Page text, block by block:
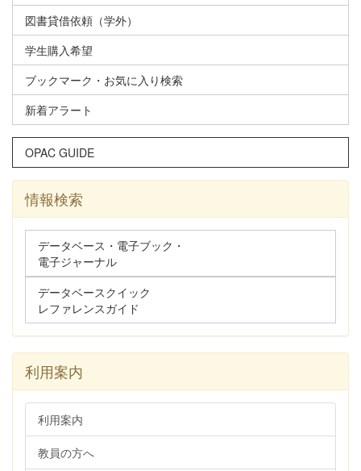
図書貸借依頼（学外）
学生購入希望
ブックマーク・お気に入り検索
新着アラート
OPAC GUIDE
情報検索
データベース・電子ブック・
電子ジャーナル
データベースクイック
レファレンスガイド
利用案内
利用案内
教員の方へ